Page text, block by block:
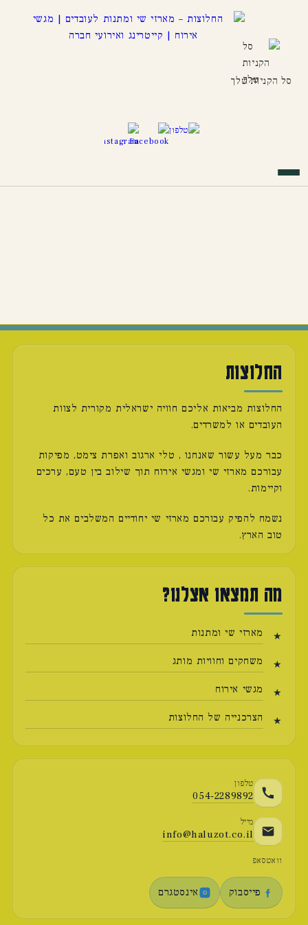
סל הקניות שלך
החלוצות
החלוצות מביאות אליכם חוויה ישראלית מקורית לצוות
העובדים או למשרדים.
כבר מעל עשור שאנחנו , טלי ארגוב ואפרת צימט, מפיקות
עבורכם מארזי שי ומגשי אירוח תוך שילוב בין טעם, ערכים
וקיימות.
נשמח להפיק עבורכם מארזי שי יחודיים המשלבים את כל
טוב הארץ.
מה תמצאו אצלנו?
מארזי שי ומתנות
משחקים וחוויות מותג
מגשי אירוח
הצרכנייה של החלוצות
טלפון
054-2289892
מייל
info@haluzot.co.il
וואטסאפ
פייסבוק אינסטגרם